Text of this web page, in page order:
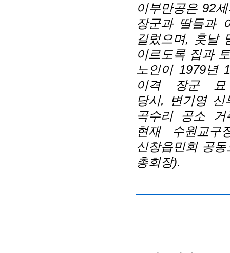
이부만공은 92
장군과 딸들과
길렀으며, 훗날
이르도록 집과
노인이 1979년
이격 장군 묘
당시, 변기영
곡수리 공소 거
현재 수원교
신창읍민회 공
총회장).